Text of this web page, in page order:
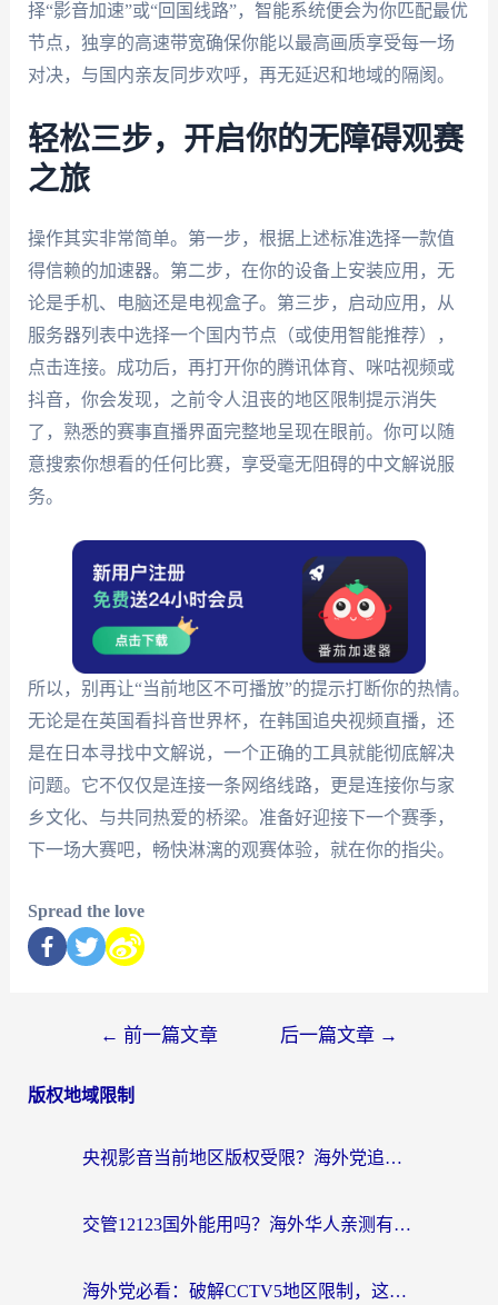
择“影音加速”或“回国线路”，智能系统便会为你匹配最优
节点，独享的高速带宽确保你能以最高画质享受每一场
对决，与国内亲友同步欢呼，再无延迟和地域的隔阂。
轻松三步，开启你的无障碍观赛
之旅
操作其实非常简单。第一步，根据上述标准选择一款值
得信赖的加速器。第二步，在你的设备上安装应用，无
论是手机、电脑还是电视盒子。第三步，启动应用，从
服务器列表中选择一个国内节点（或使用智能推荐），
点击连接。成功后，再打开你的腾讯体育、咪咕视频或
抖音，你会发现，之前令人沮丧的地区限制提示消失
了，熟悉的赛事直播界面完整地呈现在眼前。你可以随
意搜索你想看的任何比赛，享受毫无阻碍的中文解说服
务。
所以，别再让“当前地区不可播放”的提示打断你的热情。
无论是在英国看抖音世界杯，在韩国追央视频直播，还
是在日本寻找中文解说，一个正确的工具就能彻底解决
问题。它不仅仅是连接一条网络线路，更是连接你与家
乡文化、与共同热爱的桥梁。准备好迎接下一个赛季，
下一场大赛吧，畅快淋漓的观赛体验，就在你的指尖。
Spread the love
← 前一篇文章 后一篇文章 →
版权地域限制
央视影音当前地区版权受限？海外党追剧看片的终极解决方案来了
交管12123国外能用吗？海外华人亲测有效的回国加速器选择指南
海外党必看：破解CCTV5地区限制，这样看欧洲杯奥运直播才够爽！